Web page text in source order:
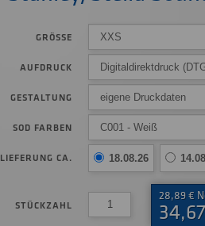
GRÖSSE XXS
AUFDRUCK Digitaldirektdruck
GESTALTUNG eigene Druckdaten
SOD FARBEN C001 - Weiß
LIEFERUNG CA. 18.08.26
STÜCKZAHL
28,89 €